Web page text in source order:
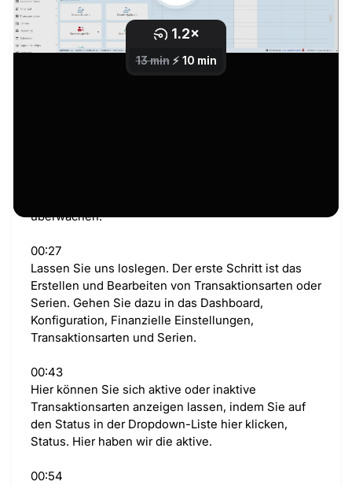
Willkommen bei der Präsentation des Classter
Finanzmoduls. Verwenden Sie das Finanzmodul, um
Studiengebühren effektiv zu verwalten. Sie können
finanzielle Vereinbarungen und Ratenzahlungspläne
erstellen und verwalten, zu denen sich die Zahler
überwachen.
00:27
Lassen Sie uns loslegen. Der erste Schritt ist das
Erstellen und Bearbeiten von Transaktionsarten oder
Serien. Gehen Sie dazu in das Dashboard,
Konfiguration, Finanzielle Einstellungen,
Transaktionsarten und Serien.
00:43
Hier können Sie sich aktive oder inaktive
Transaktionsarten anzeigen lassen, indem Sie auf
den Status in der Dropdown-Liste hier klicken,
Status. Hier haben wir die aktive.
00:54